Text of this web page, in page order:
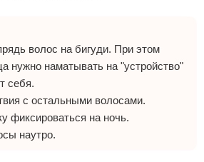
волос на бигуди. При этом
нужно наматывать на "устройство"
себя.
с остальными волосами.
фиксироваться на ночь.
наутро.